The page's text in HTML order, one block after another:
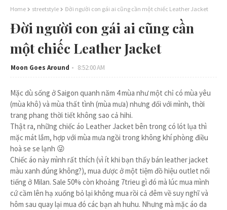
Home streetstyle Đời người con gái ai cũng cần một chiếc Leather Jacket
Đời người con gái ai cũng cần
một chiếc Leather Jacket
Moon Goes Around 8:52:00 AM
Mặc dù sống ở Saigon quanh năm 4 mùa như một chỉ có mùa yêu
(mùa khô) và mùa thất tình (mùa mưa) nhưng đối với mình, thời
trang phang thời tiết không sao cả hihi.
Thật ra, những chiếc áo Leather Jacket bên trong có lót lụa thì
mặc mát lắm, hợp với mùa mưa ngồi trong không khí phòng điều
hoà se se lạnh 😜
Chiếc áo này mình rất thích (vì ít khi bạn thấy bán leather jacket
màu xanh đúng không?), mua được ở một tiệm đồ hiệu outlet nổi
tiếng ở Milan. Sale 50% còn khoảng 7trieu gì đó mà lúc mua mình
cứ cầm lên hạ xuống bỏ lại không mua rồi cả đêm về suy nghĩ và
hôm sau quay lại mua đó các bạn ah huhu. Nhưng mà mặc áo da